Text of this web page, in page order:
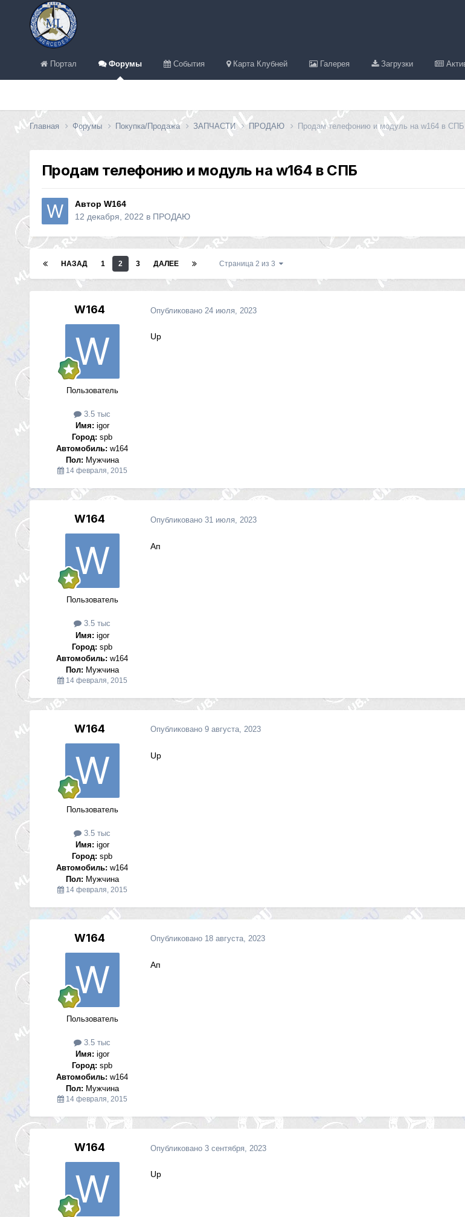
Портал Форумы События Карта Клубней Галерея Загрузки
Главная Форумы Покупка/Продажа ЗАПЧАСТИ ПРОДАЮ Продам телефонию и модуль на w164 в СПБ
Продам телефонию и модуль на w164 в СПБ
Автор W164
12 декабря, 2022 в ПРОДАЮ
НАЗАД 1 2 3 ДАЛЕЕ Страница 2 из 3
W164
Пользователь
3.5 тыс
Имя: igor
Город: spb
Автомобиль: w164
Пол: Мужчина
14 февраля, 2015
Опубликовано 24 июля, 2023
Up
W164
Пользователь
3.5 тыс
Имя: igor
Город: spb
Автомобиль: w164
Пол: Мужчина
14 февраля, 2015
Опубликовано 31 июля, 2023
Ап
W164
Пользователь
3.5 тыс
Имя: igor
Город: spb
Автомобиль: w164
Пол: Мужчина
14 февраля, 2015
Опубликовано 9 августа, 2023
Up
W164
Пользователь
3.5 тыс
Имя: igor
Город: spb
Автомобиль: w164
Пол: Мужчина
14 февраля, 2015
Опубликовано 18 августа, 2023
Ап
W164 Опубликовано 3 сентября, 2023
Up